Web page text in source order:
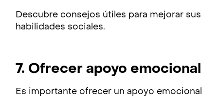
Descubre consejos útiles para mejorar sus
habilidades sociales.
7. Ofrecer apoyo emocional
Es importante ofrecer un apoyo emocional